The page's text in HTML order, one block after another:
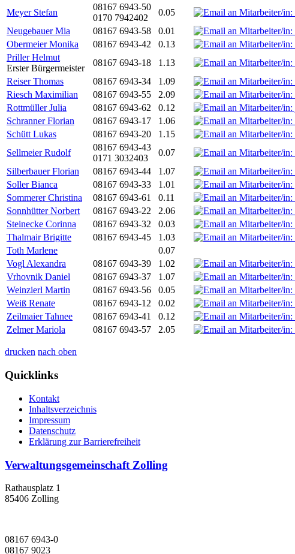
Meyer Stefan
08167 6943-50
0170 7942402
0.05
Neugebauer Mia
08167 6943-58 0.01
Obermeier Monika
08167 6943-42 0.13
Priller Helmut
Erster Bürgermeister
08167 6943-18 1.13
Reiser Thomas
08167 6943-34 1.09
Riesch Maximilian
08167 6943-55 2.09
Rottmüller Julia
08167 6943-62 0.12
Schranner Florian
08167 6943-17 1.06
Schütt Lukas
08167 6943-20 1.15
Sellmeier Rudolf
08167 6943-43
0171 3032403
0.07
Silberbauer Florian
08167 6943-44 1.07
Soller Bianca
08167 6943-33 1.01
Sommerer Christina
08167 6943-61 0.11
Sonnhütter Norbert
08167 6943-22 2.06
Steinecke Corinna
08167 6943-32 0.03
Thalmair Brigitte
08167 6943-45 1.03
Toth Marlene
0.07
Vogl Alexandra
08167 6943-39 1.02
Vrhovnik Daniel
08167 6943-37 1.07
Weinzierl Martin
08167 6943-56 0.05
Weiß Renate
08167 6943-12 0.02
Zeilmaier Tahnee
08167 6943-41 0.12
Zelmer Mariola
08167 6943-57 2.05
drucken nach oben
Quicklinks
Kontakt
Inhaltsverzeichnis
Impressum
Datenschutz
Erklärung zur Barrierefreiheit
Verwaltungsgemeinschaft Zolling
Rathausplatz 1
85406 Zolling
08167 6943-0
08167 9023